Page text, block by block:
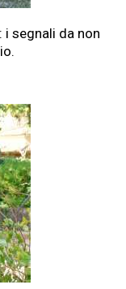
segnali da non